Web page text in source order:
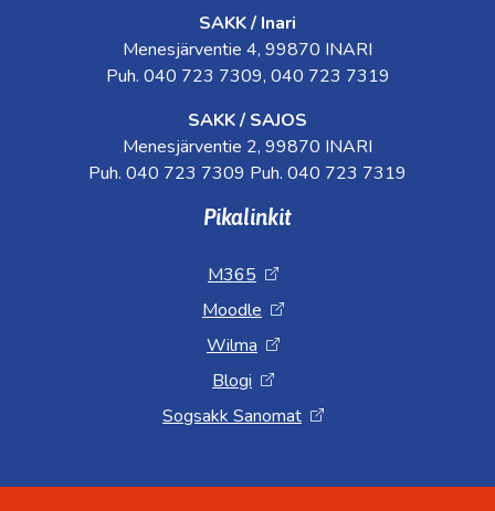
SAKK / Inari
Menesjärventie 4, 99870 INARI
Puh. 040 723 7309, 040 723 7319
SAKK / SAJOS
Menesjärventie 2, 99870 INARI
Puh. 040 723 7309 Puh. 040 723 7319
Pikalinkit
M365
Moodle
Wilma
Blogi
Sogsakk Sanomat